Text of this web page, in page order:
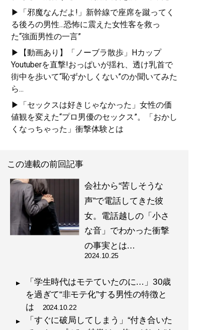
▶「邪魔なんだよ!」新幹線で座席を蹴ってく
る後ろの男性...恐怖に震えた女性客を救っ
た“強面男性の一言”
▶【動画あり】「ノーブラ散歩」Hカップ
Youtuberを直撃!おっぱいが揺れ、透け乳首で
街中を歩いて“恥ずかしくない”のか聞いてみた
ら...
▶「セックスは好きじゃなかった」女性の価
値観を変えた“プロ男優のセックス”。「おかし
くなっちゃった」衝撃体験とは
この連載の前回記事
会社から“苦しそうな
声”で電話してきた彼
女。電話越しの「小さ
な音」でわかった衝撃
の事実とは…
2024.10.25
「学生時代はモテていたのに…」30歳
を過ぎて“非モテ化”する男性の特徴と
は 2024.10.22
「すぐに破局してしまう」“付き合いた